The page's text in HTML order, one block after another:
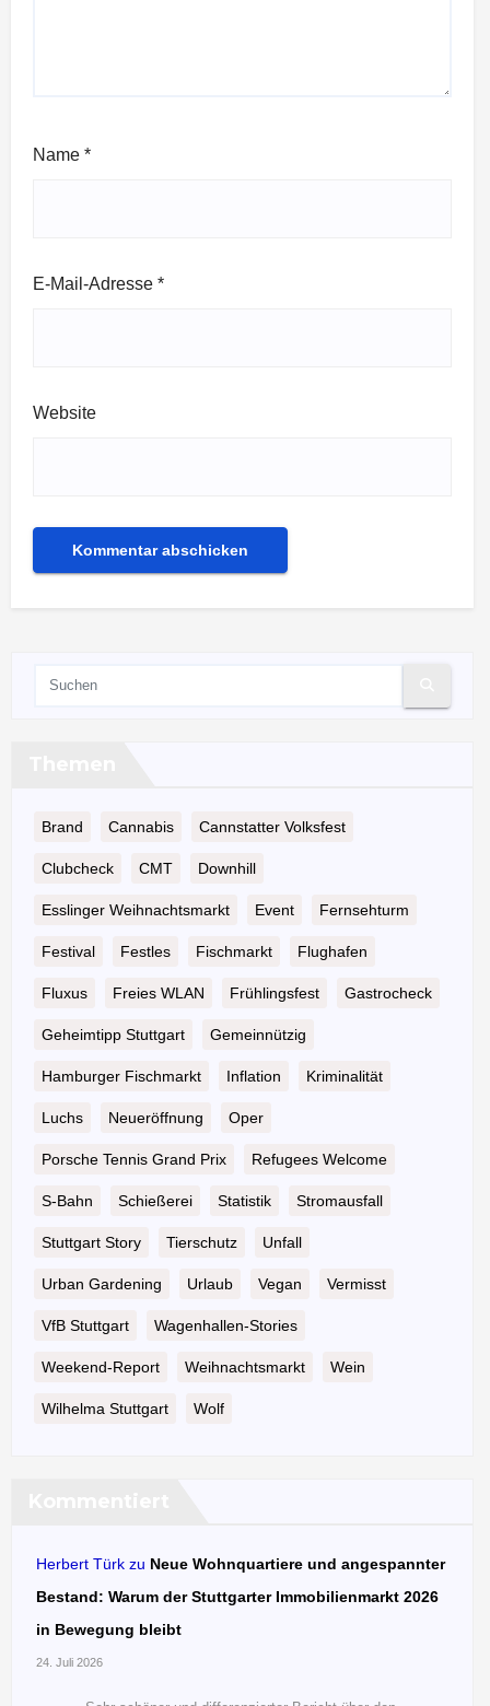
Name *
E-Mail-Adresse *
Website
Brand Cannabis Cannstatter Volksfest
Clubcheck CMT Downhill
Esslinger Weihnachtsmarkt Event Fernsehturm
Festival Festles Fischmarkt Flughafen
Fluxus Freies WLAN Frühlingsfest Gastrocheck
Geheimtipp Stuttgart Gemeinnützig
Hamburger Fischmarkt Inflation Kriminalität
Luchs Neueröffnung Oper
Porsche Tennis Grand Prix Refugees Welcome
S-Bahn Schießerei Statistik Stromausfall
Stuttgart Story Tierschutz Unfall
Urban Gardening Urlaub Vegan Vermisst
VfB Stuttgart Wagenhallen-Stories
Weekend-Report Weihnachtsmarkt Wein
Wilhelma Stuttgart Wolf
Herbert Türk zu Neue Wohnquartiere und angespannter
Bestand: Warum der Stuttgarter Immobilienmarkt 2026
in Bewegung bleibt
24. Juli 2026